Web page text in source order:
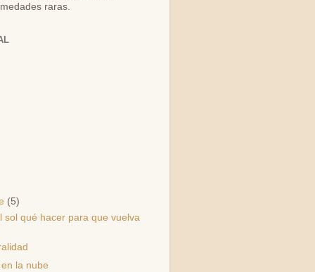
raras.
(5)
sol qué hacer para que vuelva
la nube